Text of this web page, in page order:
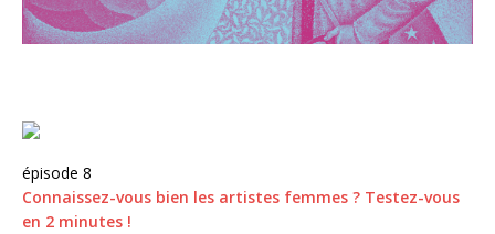
épisode 8
Connaissez-vous bien les artistes femmes ? Testez-vous
en 2 minutes !